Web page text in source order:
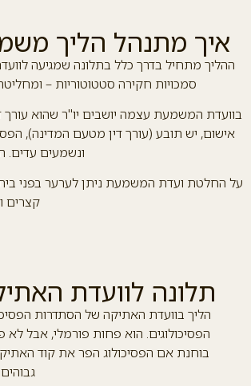
איך מתנהל הליך
ההליך מתחיל בדרך כלל בתלונה שמגיעה
סמכויות חקירה סטטוטוריות –
בוועדת המשמעת עצמה יושבים יו"ר שהוא עורך
אישום, יש תובע (עורך דין מטעם המדינה),
ונשמעים
על החלטת ועדת המשמעת ניתן לערער בפני
קצרים
תלונה לוועדת
הליך בוועדת האתיקה של הסתדרות
הפסיכולוגים. הוא פחות פורמלי, אבל
בוחנת אם הפסיכולוג הפר את קוד